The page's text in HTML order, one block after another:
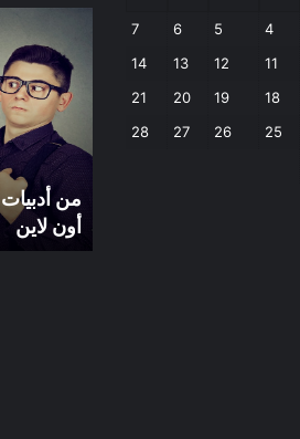
تحمل
المسؤلية
إسلام
أون
من
أون لاين
4
5
6
7
11
12
13
14
18
19
20
21
25
26
27
28